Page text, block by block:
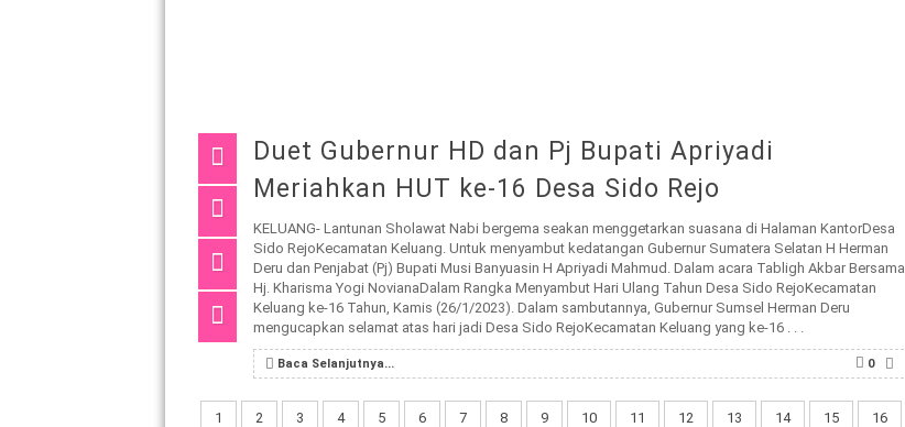
Duet Gubernur HD dan Pj Bupati Apriyadi
Meriahkan HUT ke-16 Desa Sido Rejo
KELUANG- Lantunan Sholawat Nabi bergema seakan menggetarkan suasana di Halaman KantorDesa
Sido RejoKecamatan Keluang. Untuk menyambut kedatangan Gubernur Sumatera Selatan H Herman
Deru dan Penjabat (Pj) Bupati Musi Banyuasin H Apriyadi Mahmud. Dalam acara Tabligh Akbar Bersama
Hj. Kharisma Yogi NovianaDalam Rangka Menyambut Hari Ulang Tahun Desa Sido RejoKecamatan
Keluang ke-16 Tahun, Kamis (26/1/2023). Dalam sambutannya, Gubernur Sumsel Herman Deru
mengucapkan selamat atas hari jadi Desa Sido RejoKecamatan Keluang yang ke-16 . . .
Baca Selanjutnya... 0
1 2 3 4 5 6 7 8 9 10 11 12 13 14 15 16